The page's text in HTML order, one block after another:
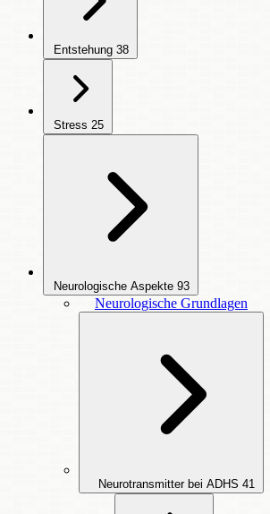
Entstehung 38
Stress 25
Neurologische Aspekte 93
Neurologische Grundlagen
Neurotransmitter bei ADHS 41